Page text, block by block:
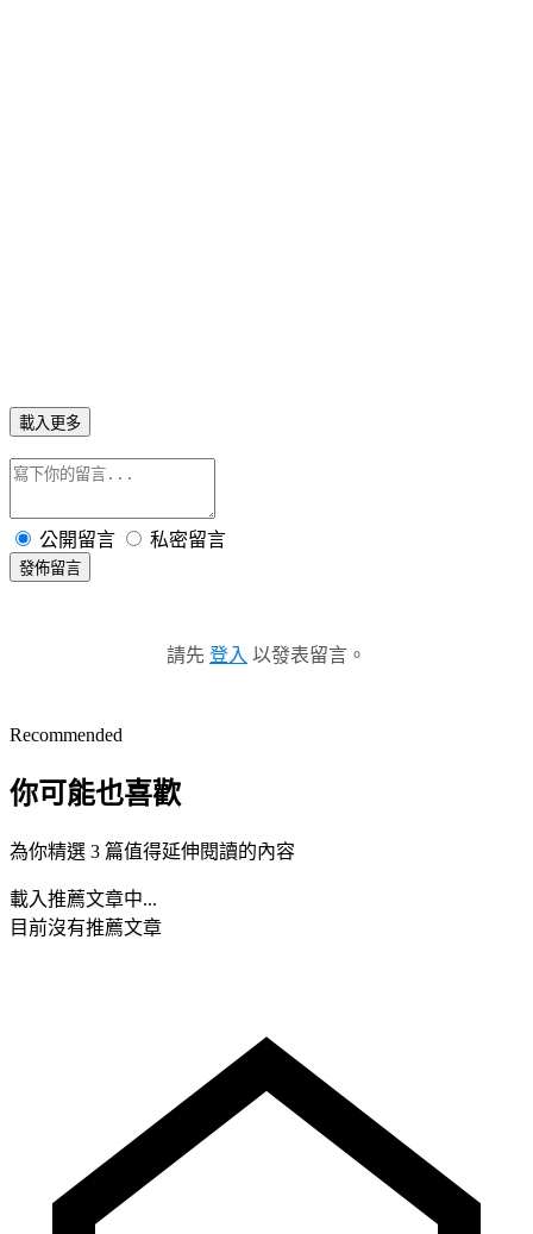
載入更多
公開留言 私密留言
發佈留言
請先 登入 以發表留言。
Recommended
你可能也喜歡
為你精選 3 篇值得延伸閱讀的內容
載入推薦文章中...
目前沒有推薦文章